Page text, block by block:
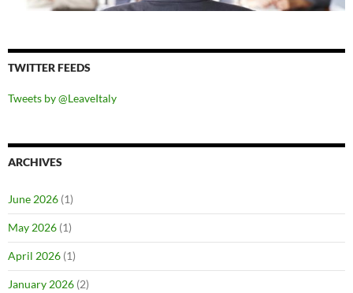
TWITTER FEEDS
Tweets by @LeaveItaly
ARCHIVES
June 2026 (1)
May 2026 (1)
April 2026 (1)
January 2026 (2)